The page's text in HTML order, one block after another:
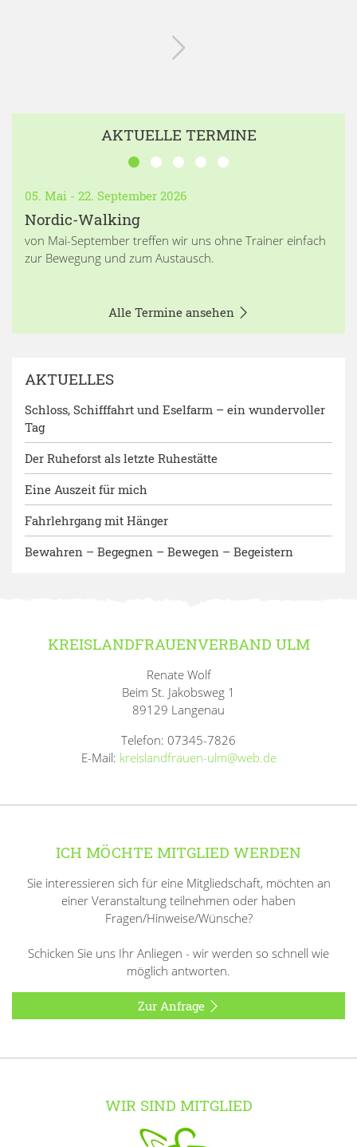
AKTUELLE TERMINE
05. Mai - 22. September 2026
Nordic-Walking
von Mai-September treffen wir uns ohne Trainer einfach
zur Bewegung und zum Austausch.
Alle Termine ansehen
AKTUELLES
Schloss, Schifffahrt und Eselfarm – ein wundervoller
Tag
Der Ruheforst als letzte Ruhestätte
Eine Auszeit für mich
Fahrlehrgang mit Hänger
Bewahren – Begegnen – Bewegen – Begeistern
KREISLANDFRAUENVERBAND ULM
Renate Wolf
Beim St. Jakobsweg 1
89129 Langenau
Telefon: 07345-7826
E-Mail: kreislandfrauen-ulm@web.de
ICH MÖCHTE MITGLIED WERDEN
Sie interessieren sich für eine Mitgliedschaft, möchten an
einer Veranstaltung teilnehmen oder haben
Fragen/Hinweise/Wünsche?
Schicken Sie uns Ihr Anliegen - wir werden so schnell wie
möglich antworten.
Zur Anfrage
WIR SIND MITGLIED